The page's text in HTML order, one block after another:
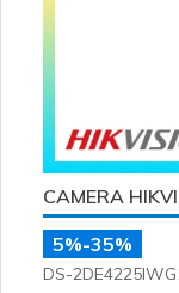
CAMERA
5%-35%
DS-